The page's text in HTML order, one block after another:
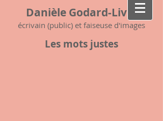
Danièle Godard-Livet
écrivain (public) et faiseuse d'images
Les mots justes